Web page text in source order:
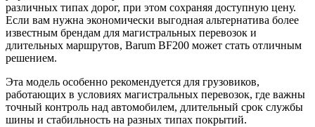
различных типах дорог, при этом сохраняя доступную цену.
Если вам нужна экономически выгодная альтернатива более
известным брендам для магистральных перевозок и
длительных маршрутов, Barum BF200 может стать отличным
решением.
Эта модель особенно рекомендуется для грузовиков,
работающих в условиях магистральных перевозок, где важны
точный контроль над автомобилем, длительный срок службы
шины и стабильность на разных типах покрытий.